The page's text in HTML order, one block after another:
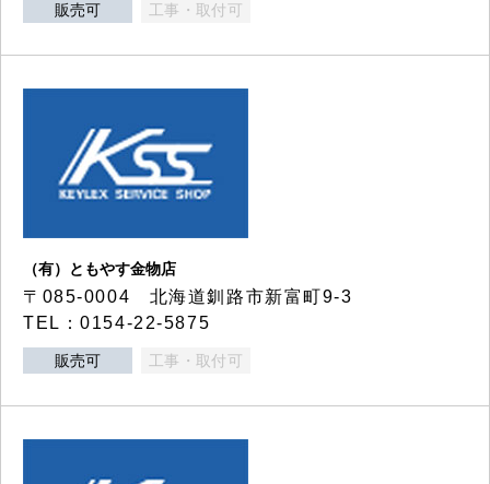
販売可 工事・取付可
（有）ともやす金物店
〒085-0004 北海道釧路市新富町9-3
TEL：0154-22-5875
販売可 工事・取付可